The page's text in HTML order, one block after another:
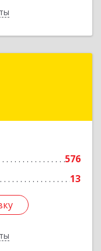
576
13
г, Центральный